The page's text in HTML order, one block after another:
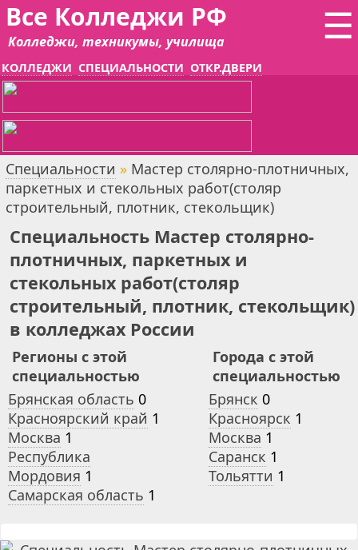
☰
Все Колледжи РФ
Колледжи, техникумы, училища
КОЛЛЕДЖИ СПЕЦИАЛЬНОСТИ ОТКР.ДВЕРИ
Специальности » Мастер столярно-плотничных,
паркетных и стекольных работ(столяр
строительный, плотник, стекольщик)
Специальность Мастер столярно-
плотничных, паркетных и
стекольных работ(столяр
строительный, плотник, стекольщик)
в колледжах России
Регионы с этой
специальностью
Брянская область 0
Красноярский край 1
Москва 1
Республика
Мордовия 1
Самарская область 1
Города с этой
специальностью
Брянск 0
Красноярск 1
Москва 1
Саранск 1
Тольятти 1